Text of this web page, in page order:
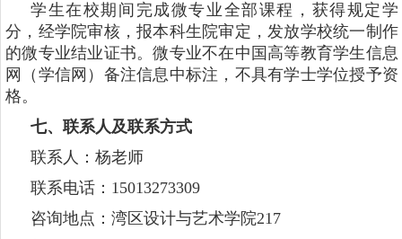
学生在校期间完成微专业全部课程，获得规定学
分，经学院审核，报本科生院审定，发放学校统一制作
的微专业结业证书。微专业不在中国高等教育学生信息
网（学信网）备注信息中标注，不具有学士学位授予资
格。
七、联系人及联系方式
联系人：杨老师
联系电话：15013273309
咨询地点：湾区设计与艺术学院217